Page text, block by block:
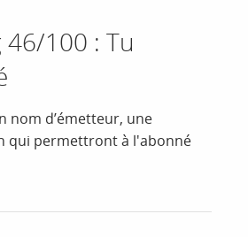
100 : Tu
nom d’émetteur, une
qui permettront à l'abonné